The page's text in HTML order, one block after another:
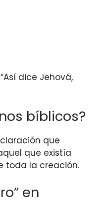
dice Jehová,
bíblicos?
que
que existía
toda la creación.
en